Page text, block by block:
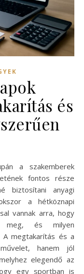
és
fontos része
biztosítani anyagi
a hétköznapi
vannak arra, hogy
meg, és milyen
A megtakarítás és a
hanem jól
elegendő az
egy sportban is